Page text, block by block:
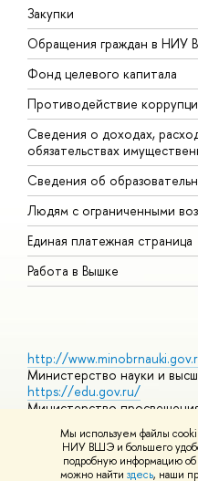
Мы используем файлы
НИУ ВШЭ и большего
подробную информацию об
можно найти здесь, наши
Закупки
Обращения граждан в НИУ
Фонд целевого капитала
Противодействие
Сведения о доходах,
обязательствах
Сведения об
Людям с ограниченными
Единая платежная страница
Работа в Вышке
http://
Министерство науки и
https://edu.gov.ru/
Министерство
https://elearning.hse.ru/mooc
Массовые открытые